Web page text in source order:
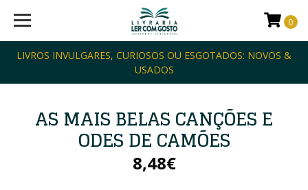
LIVROS INVULGARES, CURIOSOS OU ESGOTADOS: NOVOS &
USADOS
0
AS MAIS BELAS CANÇÕES E
ODES DE CAMÕES
8,48€